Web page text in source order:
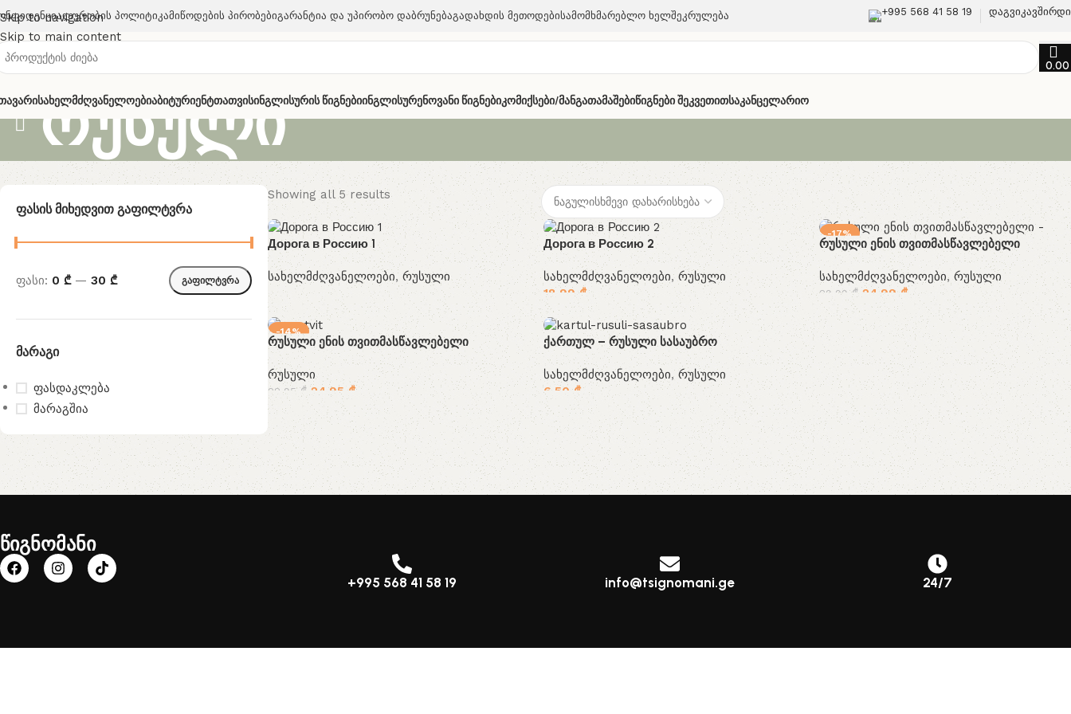
Skip to navigation
Skip to main content
ᲞოლიტიკაᲛიწოდების ᲞირობებიᲒარანტია Და Უპირობო ᲓაბრუნებაᲒადახდის ᲛეთოდებიᲡამომხმარებლო Ხელშეკრულება +995 568 41 58 19
0.00
ᲡახელმძღვანელოებიᲐბიტურიენტთათვისᲘნგლისურის ᲬიგნებიᲘნგლისურენოვანი ᲬიგნებიᲙომიქსები/მანგაᲗამაშებიᲬიგნები ᲨეკვეთითᲡაკანცელარიო
რუსული
Ფასის Მიხედვით Გაფილტვრა
გაფილტვრა
ფასი: 0 ₾— 30 ₾
Მარაგი
ფასდაკლება
მარაგშია
Showing all 5 results
Дорога в Россию 1
სახელმძღვანელოები, რუსული
Дорога в Россию 2
სახელმძღვანელოები, რუსული
18.99₾
-17%
რუსული ენის თვითმასწავლებელი
სახელმძღვანელოები, რუსული
29.99₾ 24.99₾
-14%
რუსული ენის თვითმასწავლებელი
რუსული
28.95₾ 24.95 ₾
ქართულ – რუსული სასაუბრო
სახელმძღვანელოები, რუსული
6.50₾
წიგნომანი
+995 568 41 58 19 info@tsignomani.ge 24/7